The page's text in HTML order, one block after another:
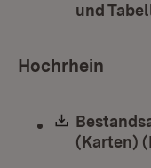
und
Hochrhein
(Karten)